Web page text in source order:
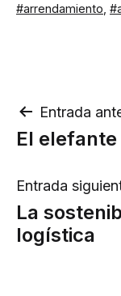
Etiquetado
arrendamiento
de
Entrada
El
Entrada
La
logística